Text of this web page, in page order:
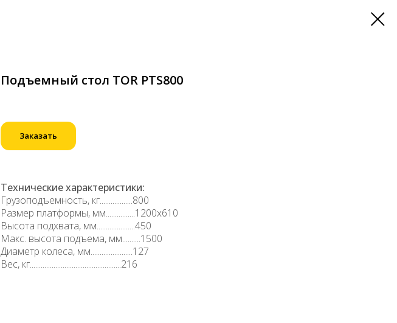
Подъемный стол TOR PTS800
Заказать
Технические характеристики:
Грузоподъемность, кг..................800
Размер платформы, мм................1200х610
Высота подхвата, мм.....................450
Макс. высота подъема, мм..........1500
Диаметр колеса, мм.......................127
Вес, кг..................................................216